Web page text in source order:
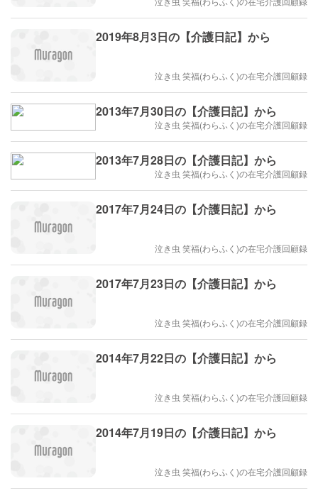
2019年8月3日の【介護日記】から
泣き虫 笑福(わらふく)の在宅介護回顧録
2013年7月30日の【介護日記】から
泣き虫 笑福(わらふく)の在宅介護回顧録
2013年7月28日の【介護日記】から
泣き虫 笑福(わらふく)の在宅介護回顧録
2017年7月24日の【介護日記】から
泣き虫 笑福(わらふく)の在宅介護回顧録
2017年7月23日の【介護日記】から
泣き虫 笑福(わらふく)の在宅介護回顧録
2014年7月22日の【介護日記】から
泣き虫 笑福(わらふく)の在宅介護回顧録
2014年7月19日の【介護日記】から
泣き虫 笑福(わらふく)の在宅介護回顧録